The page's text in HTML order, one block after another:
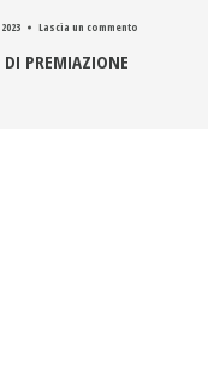
Lascia un commento
PREMIAZIONE